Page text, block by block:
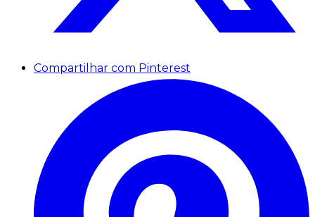
Compartilhar com Pinterest